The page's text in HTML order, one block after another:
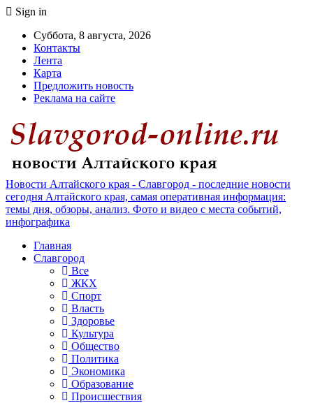
Sign in
Суббота, 8 августа, 2026
Контакты
Лента
Карта
Предложить новость
Реклама на сайте
Новости Алтайского края - Славгород - последние новости
сегодня Алтайского края, самая оперативная информация:
темы дня, обзоры, анализ. Фото и видео с места событий,
инфографика
Главная
Славгород
Все
ЖКХ
Спорт
Власть
Здоровье
Культура
Общество
Политика
Экономика
Образование
Происшествия